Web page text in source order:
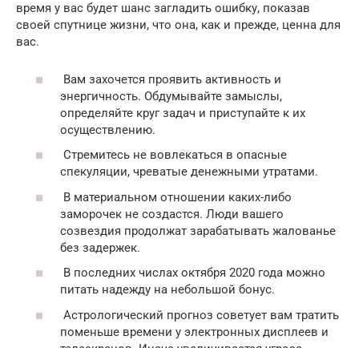
время у вас будет шанс загладить ошибку, показав
своей спутнице жизни, что она, как и прежде, ценна для
вас.
Вам захочется проявить активность и
энергичность. Обдумывайте замыслы,
определяйте круг задач и приступайте к их
осуществлению.
Стремитесь не вовлекаться в опасные
спекуляции, чреватые денежными утратами.
В материальном отношении каких-либо
заморочек не создастся. Люди вашего
созвездия продолжат зарабатывать жалованье
без задержек.
В последних числах октября 2020 года можно
питать надежду на небольшой бонус.
Астрологический прогноз советует вам тратить
поменьше времени у электронных дисплеев и